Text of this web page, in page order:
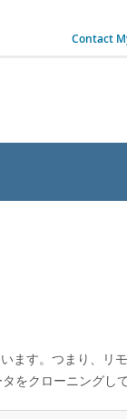
Contact
ます。つまり、リ
をクローニングし